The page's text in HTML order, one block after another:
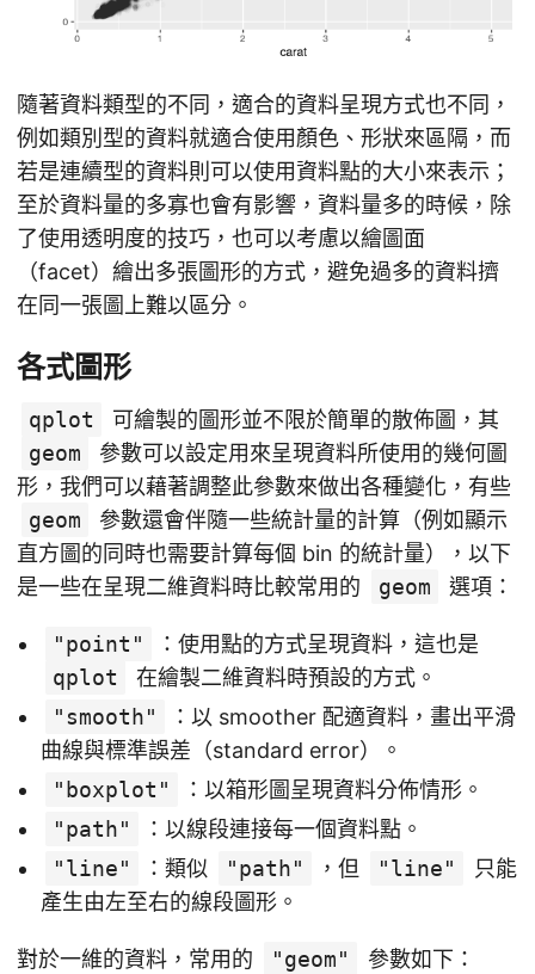
隨著資料類型的不同，適合的資料呈現方式也不同，
例如類別型的資料就適合使用顏色、形狀來區隔，而
若是連續型的資料則可以使用資料點的大小來表示；
至於資料量的多寡也會有影響，資料量多的時候，除
了使用透明度的技巧，也可以考慮以繪圖面
（facet）繪出多張圖形的方式，避免過多的資料擠
在同一張圖上難以區分。
各式圖形
qplot
可繪製的圖形並不限於簡單的散佈圖，其
geom
參數可以設定用來呈現資料所使用的幾何圖
形，我們可以藉著調整此參數來做出各種變化，有些
geom
參數還會伴隨一些統計量的計算（例如顯示
直方圖的同時也需要計算每個 bin 的統計量），以下
是一些在呈現二維資料時比較常用的
geom 選項：
"point"
：使用點的方式呈現資料，這也是
qplot
在繪製二維資料時預設的方式。
"smooth"
：以 smoother 配適資料，畫出平滑
曲線與標準誤差（standard error）。
"boxplot"
：以箱形圖呈現資料分佈情形。
"path"
：以線段連接每一個資料點。
"line"
：類似 "path" ，但 "line"
只能
產生由左至右的線段圖形。
對於一維的資料，常用的 "geom" 參數如下：